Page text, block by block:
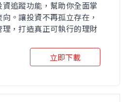
追蹤功能，幫助你全面掌
。讓投資不再孤立存在，
，打造真正可執行的理財
立即下載